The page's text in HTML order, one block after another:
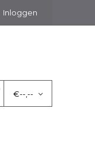
Inloggen
€--,--